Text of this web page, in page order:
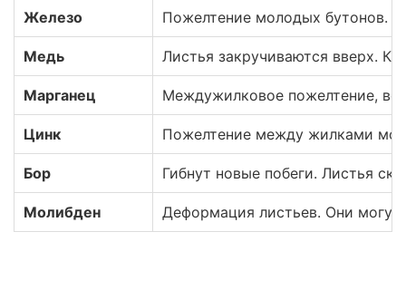
Железо Пожелтение молодых бутонов.
Медь Листья закручиваются вверх.
Марганец Междужилковое пожелтение,
Цинк Пожелтение между жилками
Бор Гибнут новые побеги. Листья
Молибден Деформация листьев. Они могут